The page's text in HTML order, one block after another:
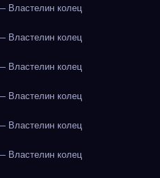
Властелин колец
Властелин колец
Властелин колец
Властелин колец
Властелин колец
Властелин колец